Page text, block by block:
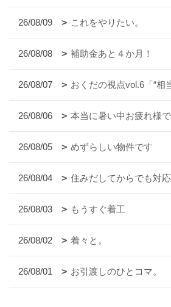
26/08/09 これをやりたい。
26/08/08 補助金あと４か月！
26/08/07 おくだの視点vol.6「“相
26/08/06 本当に暑い中お疲れ様で
26/08/05 めずらしい物件です
26/08/04 住みだしてからでも対
26/08/03 もうすぐ着工
26/08/02 着々と。
26/08/01 お引渡しのひとコマ。